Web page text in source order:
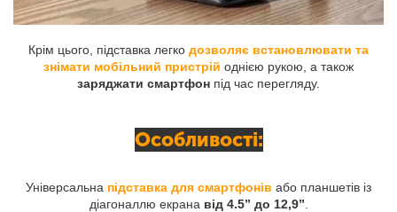
Крім цього, підставка легко дозволяє встановлювати та
знімати мобільний пристрій однією рукою, а також
заряджати смартфон під час перегляду.
Особливості:
Універсальна підставка для смартфонів або планшетів із
діагоналлю екрана від 4.5” до 12,9”